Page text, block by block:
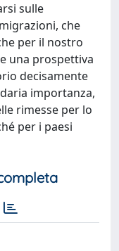
sulle
che
per il nostro
una prospettiva
decisamente
importanza,
rimesse per lo
per i paesi